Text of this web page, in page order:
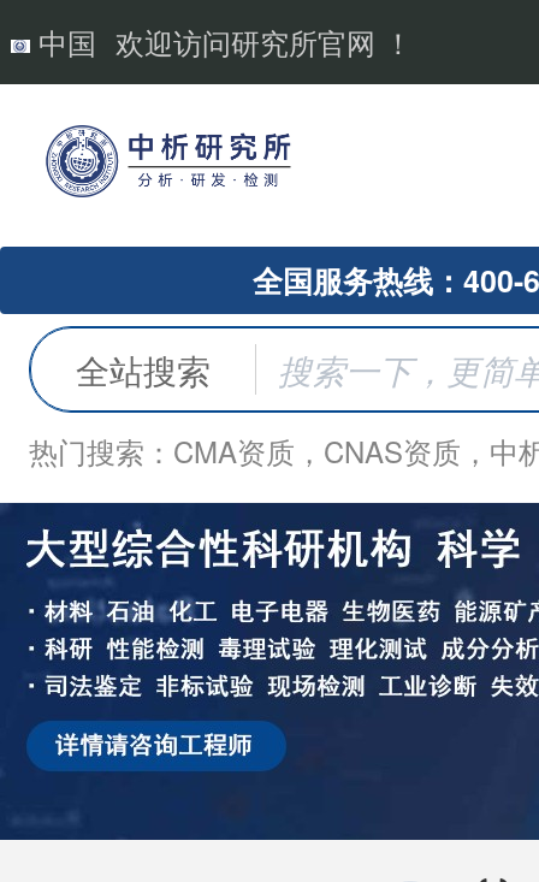
中国 欢迎访问研究所官网 ！
全国服务热线：400-
全站搜索
热门搜索：CMA资质，CNAS资质，中